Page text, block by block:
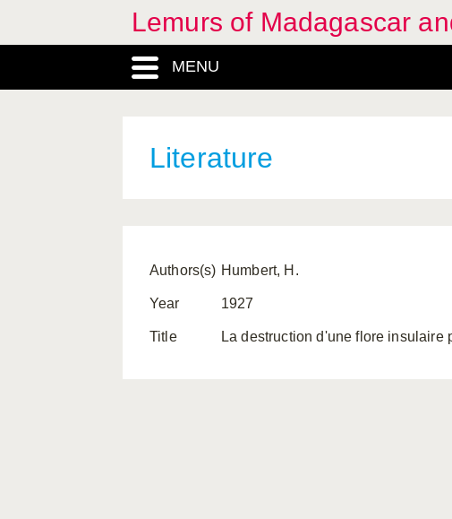
Lemurs of Madagascar
MENU
Literature
Authors(s) Humbert, H.
Year 1927
Title La destruction d'une flore insulaire